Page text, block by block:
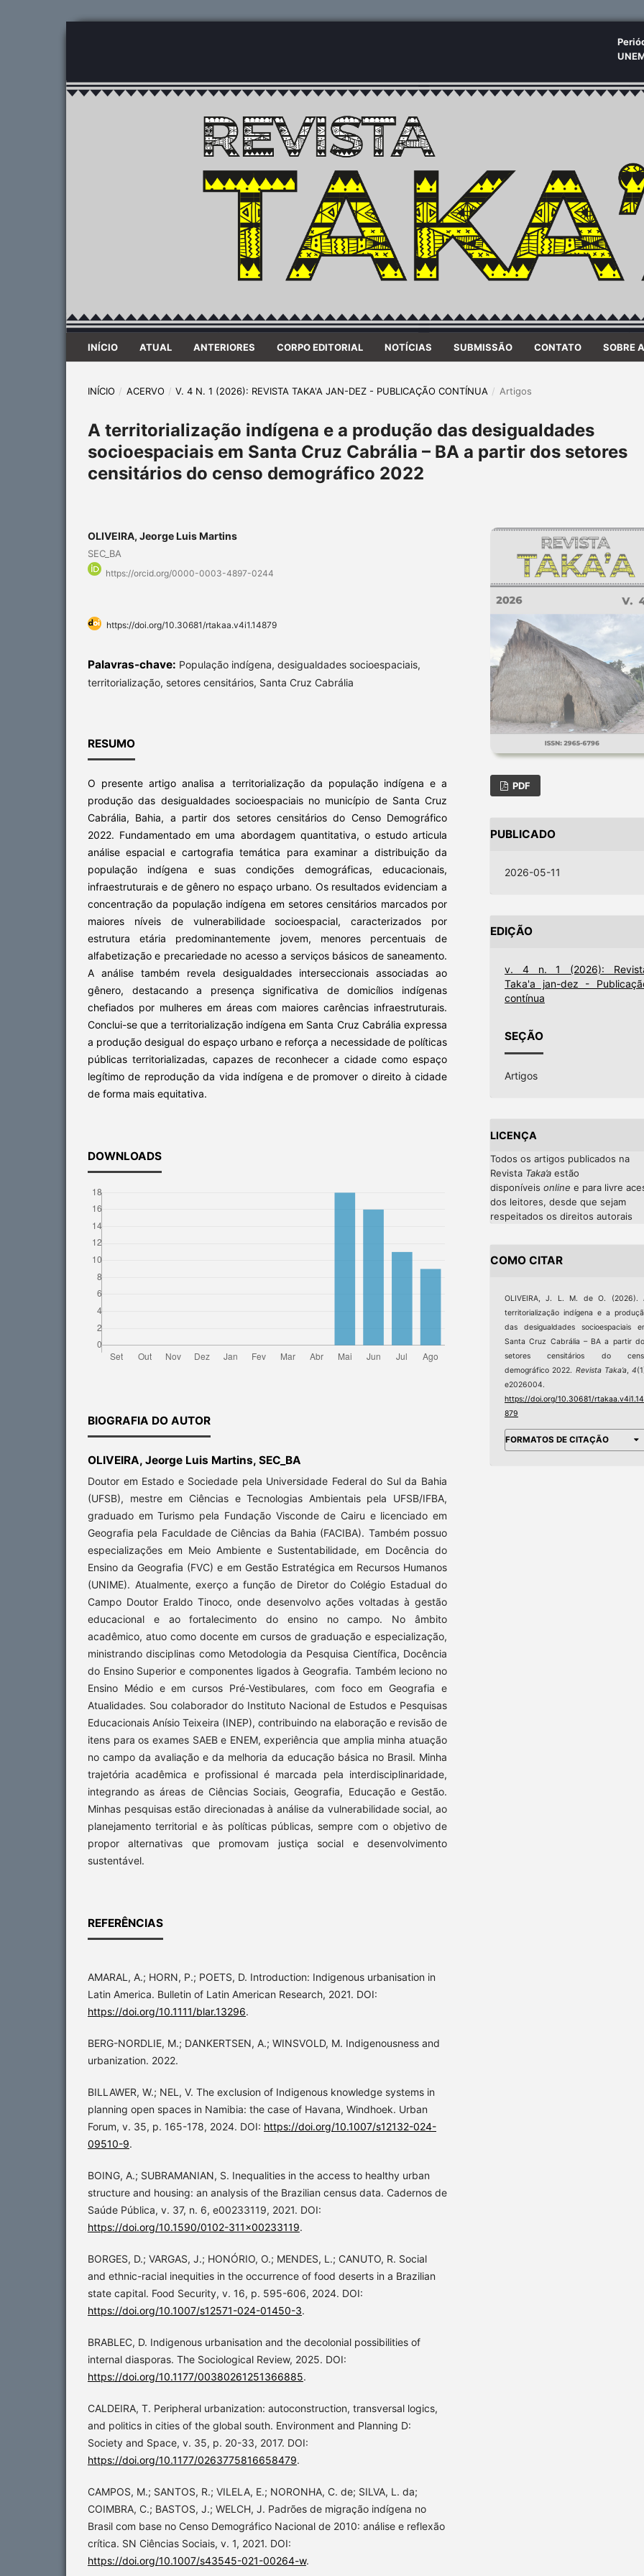
INÍCIO ATUAL ANTERIORES CORPO EDITORIAL NOTÍCIAS SUBMISSÃO CONTATO SOBRE
INÍCIO / ACERVO / V. 4 N. 1 (2026): REVISTA TAKA'A JAN-DEZ - PUBLICAÇÃO CONTÍNUA / Artigos
A territorialização indígena e a produção das desigualdades
socioespaciais em Santa Cruz Cabrália – BA a partir dos setores
censitários do censo demográfico 2022
OLIVEIRA, Jeorge Luis Martins
SEC_BA
https://orcid.org/0000-0003-4897-0244
https://doi.org/10.30681/rtakaa.v4i1.14879
Palavras-chave: População indígena, desigualdades socioespaciais,
territorialização, setores censitários, Santa Cruz Cabrália
RESUMO
O presente artigo analisa a territorialização da população indígena e a
produção das desigualdades socioespaciais no município de Santa Cruz
Cabrália, Bahia, a partir dos setores censitários do Censo Demográfico
2022. Fundamentado em uma abordagem quantitativa, o estudo articula
análise espacial e cartografia temática para examinar a distribuição da
população indígena e suas condições demográficas, educacionais,
infraestruturais e de gênero no espaço urbano. Os resultados evidenciam a
concentração da população indígena em setores censitários marcados por
maiores níveis de vulnerabilidade socioespacial, caracterizados por
estrutura etária predominantemente jovem, menores percentuais de
alfabetização e precariedade no acesso a serviços básicos de saneamento.
A análise também revela desigualdades interseccionais associadas ao
gênero, destacando a presença significativa de domicílios indígenas
chefiados por mulheres em áreas com maiores carências infraestruturais.
Conclui-se que a territorialização indígena em Santa Cruz Cabrália expressa
a produção desigual do espaço urbano e reforça a necessidade de políticas
públicas territorializadas, capazes de reconhecer a cidade como espaço
legítimo de reprodução da vida indígena e de promover o direito à cidade
de forma mais equitativa.
DOWNLOADS
BIOGRAFIA DO AUTOR
OLIVEIRA, Jeorge Luis Martins, SEC_BA
Doutor em Estado e Sociedade pela Universidade Federal do Sul da Bahia
(UFSB), mestre em Ciências e Tecnologias Ambientais pela UFSB/IFBA,
graduado em Turismo pela Fundação Visconde de Cairu e licenciado em
Geografia pela Faculdade de Ciências da Bahia (FACIBA). Também possuo
especializações em Meio Ambiente e Sustentabilidade, em Docência do
Ensino da Geografia (FVC) e em Gestão Estratégica em Recursos Humanos
(UNIME). Atualmente, exerço a função de Diretor do Colégio Estadual do
Campo Doutor Eraldo Tinoco, onde desenvolvo ações voltadas à gestão
educacional e ao fortalecimento do ensino no campo. No âmbito
acadêmico, atuo como docente em cursos de graduação e especialização,
ministrando disciplinas como Metodologia da Pesquisa Científica, Docência
do Ensino Superior e componentes ligados à Geografia. Também leciono no
Ensino Médio e em cursos Pré-Vestibulares, com foco em Geografia e
Atualidades. Sou colaborador do Instituto Nacional de Estudos e Pesquisas
Educacionais Anísio Teixeira (INEP), contribuindo na elaboração e revisão de
itens para os exames SAEB e ENEM, experiência que amplia minha atuação
no campo da avaliação e da melhoria da educação básica no Brasil. Minha
trajetória acadêmica e profissional é marcada pela interdisciplinaridade,
integrando as áreas de Ciências Sociais, Geografia, Educação e Gestão.
Minhas pesquisas estão direcionadas à análise da vulnerabilidade social, ao
planejamento territorial e às políticas públicas, sempre com o objetivo de
propor alternativas que promovam justiça social e desenvolvimento
sustentável.
REFERÊNCIAS
AMARAL, A.; HORN, P.; POETS, D. Introduction: Indigenous urbanisation in
Latin America. Bulletin of Latin American Research, 2021. DOI:
https://doi.org/10.1111/blar.13296.
BERG-NORDLIE, M.; DANKERTSEN, A.; WINSVOLD, M. Indigenousness and
urbanization. 2022.
BILLAWER, W.; NEL, V. The exclusion of Indigenous knowledge systems in
planning open spaces in Namibia: the case of Havana, Windhoek. Urban
Forum, v. 35, p. 165-178, 2024. DOI: https://doi.org/10.1007/s12132-024-
09510-9.
BOING, A.; SUBRAMANIAN, S. Inequalities in the access to healthy urban
structure and housing: an analysis of the Brazilian census data. Cadernos de
Saúde Pública, v. 37, n. 6, e00233119, 2021. DOI:
https://doi.org/10.1590/0102-311x00233119.
BORGES, D.; VARGAS, J.; HONÓRIO, O.; MENDES, L.; CANUTO, R. Social
and ethnic-racial inequities in the occurrence of food deserts in a Brazilian
state capital. Food Security, v. 16, p. 595-606, 2024. DOI:
https://doi.org/10.1007/s12571-024-01450-3.
BRABLEC, D. Indigenous urbanisation and the decolonial possibilities of
internal diasporas. The Sociological Review, 2025. DOI:
https://doi.org/10.1177/00380261251366885.
CALDEIRA, T. Peripheral urbanization: autoconstruction, transversal logics,
and politics in cities of the global south. Environment and Planning D:
Society and Space, v. 35, p. 20-33, 2017. DOI:
https://doi.org/10.1177/0263775816658479.
CAMPOS, M.; SANTOS, R.; VILELA, E.; NORONHA, C. de; SILVA, L. da;
COIMBRA, C.; BASTOS, J.; WELCH, J. Padrões de migração indígena no
Brasil com base no Censo Demográfico Nacional de 2010: análise e reflexão
crítica. SN Ciências Sociais, v. 1, 2021. DOI:
https://doi.org/10.1007/s43545-021-00264-w.
PDF
PUBLICADO
2026-05-11
EDIÇÃO
v. 4 n. 1 (2026):
Taka'a jan-dez -
contínua
SEÇÃO
Artigos
LICENÇA
Todos os artigos publicados na
Revista Taka’a estão
disponíveis online e para livre
dos leitores, desde que sejam
respeitados os direitos autorais
COMO CITAR
OLIVEIRA, J. L. M. de O. (2026).
territorialização indígena e a
das desigualdades socioespaciais
Santa Cruz Cabrália – BA a partir
setores censitários do
demográfico 2022. Revista Taka’a, 4
e2026004.
https://doi.org/10.30681/rtakaa.v4i1.14
879
FORMATOS DE CITAÇÃO